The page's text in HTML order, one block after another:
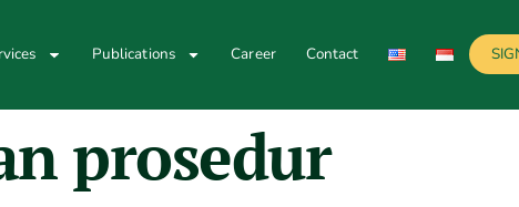
Publications Career Contact
prosedur